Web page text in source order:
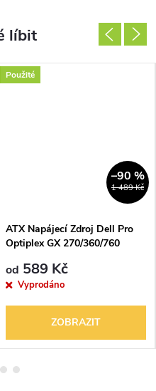
Použité
1 489 Kč
–90 %
ATX Napájecí Zdroj Dell Pro
Optiplex GX 270/360/760
250W 160W
od 589 Kč
Vyprodáno
ZOBRAZIT